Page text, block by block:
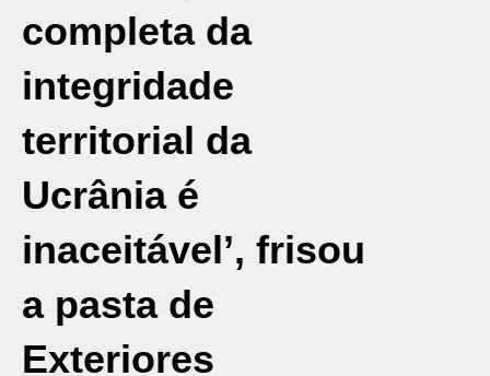
completa da
integridade
territorial da
Ucrânia é
inaceitável’, frisou
a pasta de
Exteriores